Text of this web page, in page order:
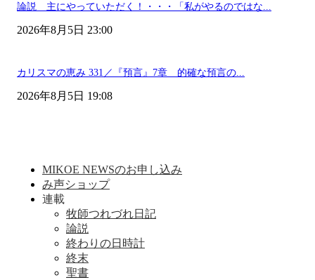
論説 主にやっていただく！・・・「私がやるのではな...
2026年8月5日 23:00
カリスマの恵み 331／『預言』7章 的確な預言の...
2026年8月5日 19:08
MIKOE NEWSのお申し込み
み声ショップ
連載
牧師つれづれ日記
論説
終わりの日時計
終末
聖書